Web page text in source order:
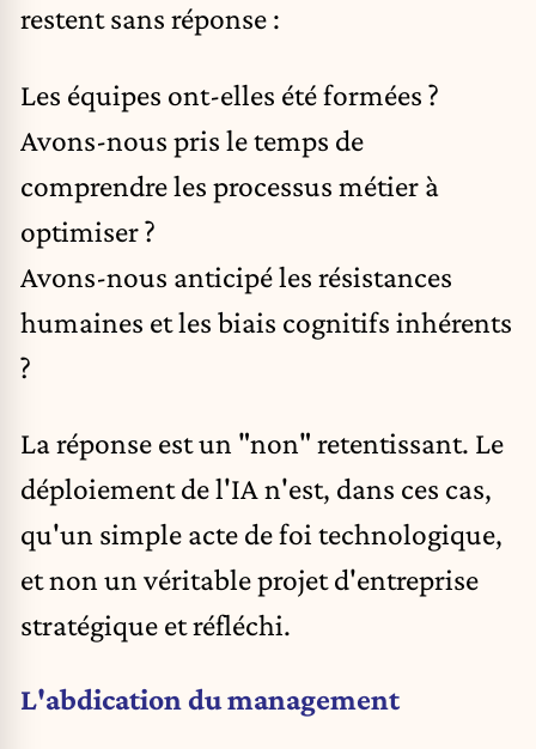
restent sans réponse :
Les équipes ont-elles été formées ?
Avons-nous pris le temps de
comprendre les processus métier à
optimiser ?
Avons-nous anticipé les résistances
humaines et les biais cognitifs inhérents
?
La réponse est un "non" retentissant. Le
déploiement de l'IA n'est, dans ces cas,
qu'un simple acte de foi technologique,
et non un véritable projet d'entreprise
stratégique et réfléchi.
L'abdication du management